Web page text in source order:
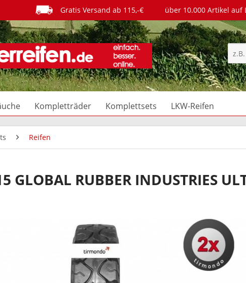
Gratis Versand ab 115,-€ über 10.000 Artikel auf
Kompletträder Komplettsets LKW-Reifen
Reifen
GLOBAL RUBBER INDUSTRIES